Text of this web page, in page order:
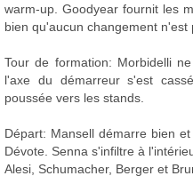
warm-up. Goodyear fournit les
bien qu'aucun changement n'est
Tour de formation: Morbidelli
l'axe du démarreur s'est
poussée vers les stands.
Départ: Mansell démarre bien
Dévote. Senna s'infiltre à
Alesi, Schumacher, Berger et